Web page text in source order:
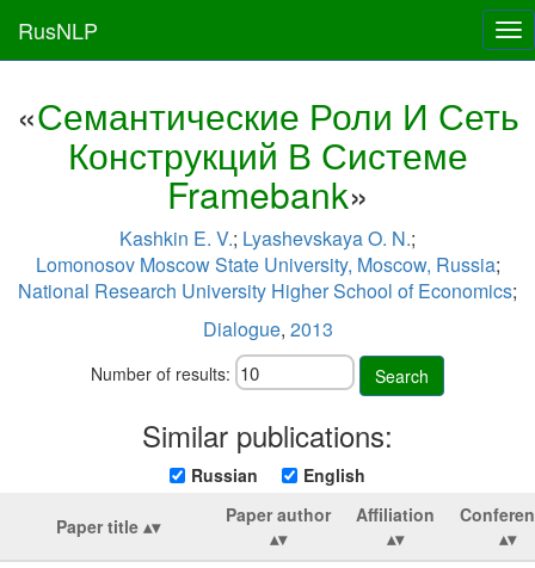
RusNLP
«Семантические Роли И Сеть
Конструкций В Системе
Framebank»
Kashkin E. V.; Lyashevskaya O. N.;
Lomonosov Moscow State University, Moscow, Russia;
National Research University Higher School of Economics;
Dialogue, 2013
Number of results: Search
Similar publications:
Russian English
Paper title Paper author Affiliation